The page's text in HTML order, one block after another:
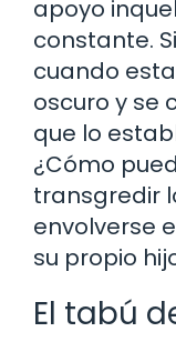
apoyo
constante.
cuando
oscuro y se
que lo
¿Cómo
transgredir
envolverse
su propio
El tabú